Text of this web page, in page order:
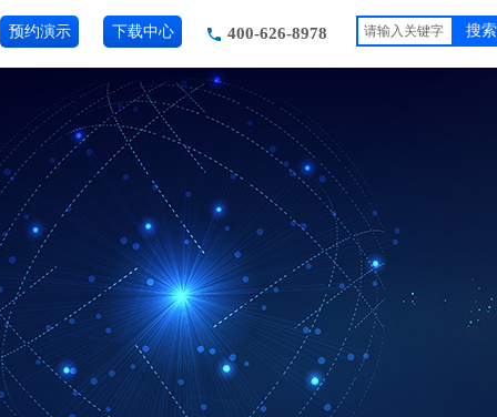
400-626-8978
预约演示 下载中心 搜索